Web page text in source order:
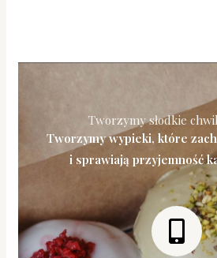
Tworzymy słodkie
Tworzymy wypieki, które
i sprawiają przyjemność